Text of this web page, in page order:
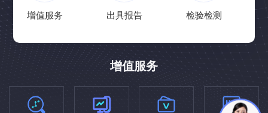
增值服务 出具报告 检验检测
增值服务